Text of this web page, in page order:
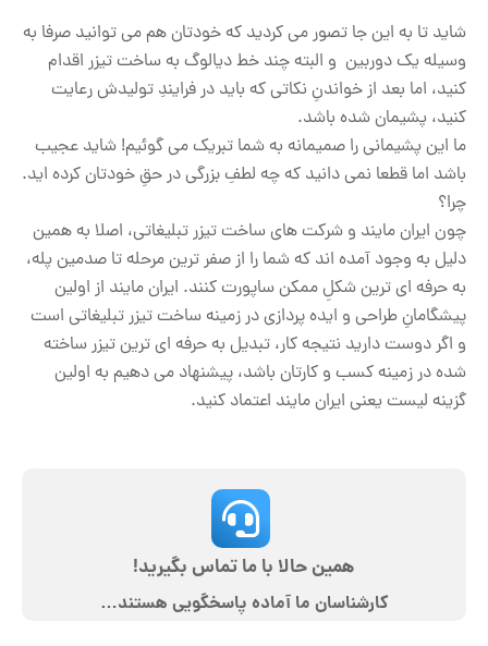
شاید تا به این جا تصور می کردید که خودتان هم می توانید صرفا به
وسیله یک دوربین و البته چند خط دیالوگ به ساخت تیزر اقدام
کنید، اما بعد از خواندنِ نکاتی که باید در فرایندِ تولیدش رعایت
کنید، پشیمان شده باشد.
ما این پشیمانی را صمیمانه به شما تبریک می گوئیم! شاید عجیب
باشد اما قطعا نمی دانید که چه لطفِ بزرگی در حقِ خودتان کرده اید.
چرا؟
چون ایران مایند و شرکت های ساخت تیزر تبلیغاتی، اصلا به همین
دلیل به وجود آمده اند که شما را از صفر ترین مرحله تا صدمین پله،
به حرفه ای ترین شکلِ ممکن ساپورت کنند. ایران مایند از اولین
پیشگامانِ طراحی و ایده پردازی در زمینه ساخت تیزر تبلیغاتی است
و اگر دوست دارید نتیجه کار، تبدیل به حرفه ای ترین تیزر ساخته
شده در زمینه کسب و کارتان باشد، پیشنهاد می دهیم به اولین
گزینه لیست یعنی ایران مایند اعتماد کنید.
همین حالا با ما تماس بگیرید!
کارشناسان ما آماده پاسخگویی هستند…